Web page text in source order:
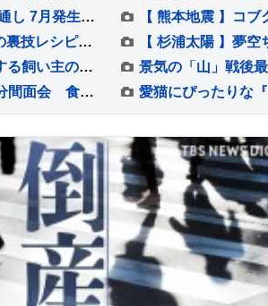
ニチレイ サイバー攻撃影響などで営業利益48億円下押しの見通し 7月発生のシステム障害で販売落ち込み 今年度の利益見込み発表
夏こそ楽しみたい「炭酸」が“飲む”から“食べる”に？！炭酸の裏技レシピも【Nスタ】
犬が『自信を失う』絶対NG行為5選 愛犬のプライドが崩壊する飼い主の態度や適切な対応まで
「地方の対応もお願いしたい」高市総理と小池都知事が約30分間面会 食料品の消費税減税に伴う地方財源について意見交換